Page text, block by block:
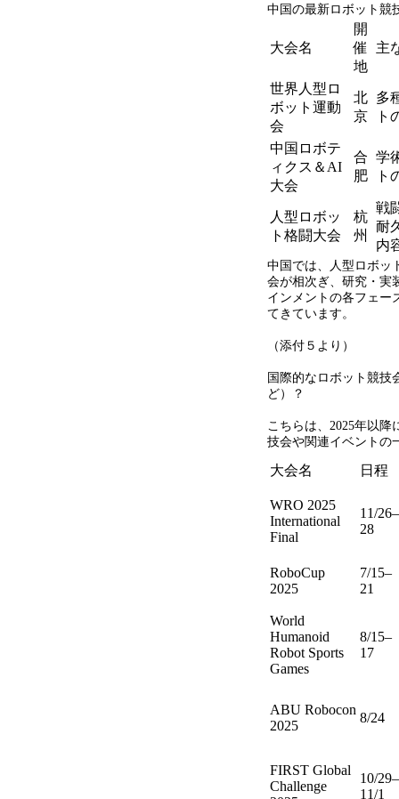
中国の最新ロボット競
大会名
開
催
地
主
世界人型ロ
ボット運動
会
北
京
多
ト
中国ロボテ
ィクス＆ AI
大会
合
肥
学
ト
人型ロボッ
ト格闘大会
杭
州
戦
耐
内
中国では、人型ロボッ
会が相次ぎ、研究・実
インメントの各フェー
てきています。
（添付５より）
国際的なロボット競技
ど）？
こちらは、 2025年以降
技会や関連イベントの
大会名 日程
WRO 2025
International
Final
11/26–
28
RoboCup
2025
7/15–
21
World
Humanoid
Robot Sports
Games
8/15–
17
ABU Robocon
2025
8/24
FIRST Global
Challenge
10/29–
11/1